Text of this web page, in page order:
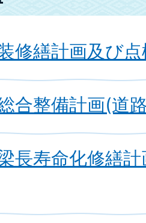
修繕計画及び
合整備計画(道
長寿命化修繕